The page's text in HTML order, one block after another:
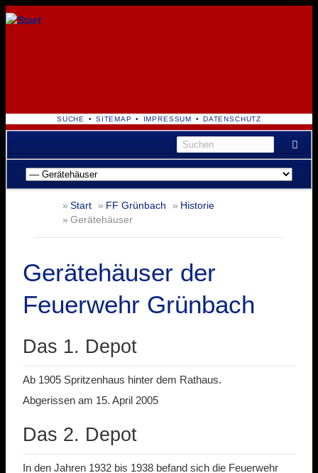
NAVIGATION
ÜBERSPRINGEN
SUCHE SITEMAP IMPRESSUM DATENSCHUTZ
Navigation
überspringen
Start FF Grünbach
Historie
Gerätehäuser
Gerätehäuser der
Feuerwehr Grünbach
Das 1. Depot
Ab 1905 Spritzenhaus hinter dem Rathaus.
Abgerissen am 15. April 2005
Das 2. Depot
In den Jahren 1932 bis 1938 befand sich die Feuerwehr